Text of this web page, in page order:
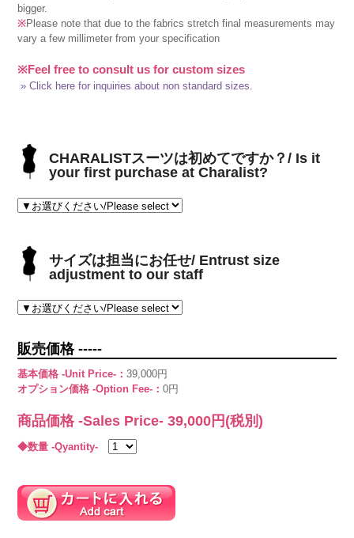
bigger.
※Please note that due to the fabrics stretch final measurements may
vary a few millimeter from your specification
※Feel free to consult us for custom sizes
» Click here for inquiries about non standard sizes.
CHARALISTスーツは初めてですか？/ Is it
your first purchase at Charalist?
サイズは担当にお任せ/ Entrust size
adjustment to our staff
販売価格 -----
基本価格 -Unit Price-：39,000円
オプション価格 -Option Fee-：0円
商品価格 -Sales Price-39,000 円(税別)
◆数量 -Qyantity-